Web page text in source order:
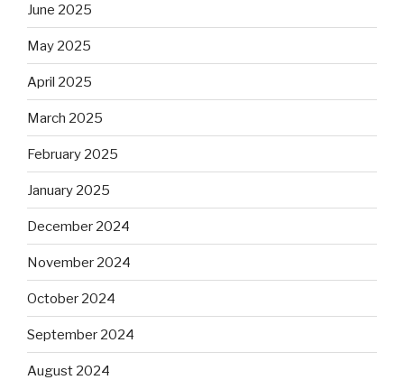
June 2025
May 2025
April 2025
March 2025
February 2025
January 2025
December 2024
November 2024
October 2024
September 2024
August 2024